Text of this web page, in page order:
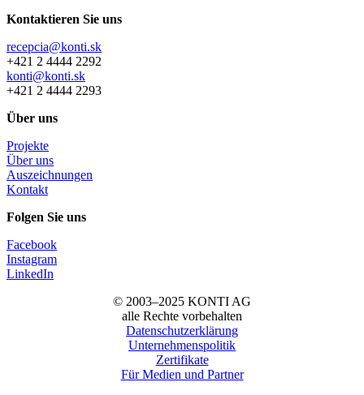
Kontaktieren Sie uns
recepcia@konti.sk
+421 2 4444 2292
konti@konti.sk
+421 2 4444 2293
Über uns
Projekte
Über uns
Auszeichnungen
Kontakt
Folgen Sie uns
Facebook
Instagram
LinkedIn
© 2003–2025 KONTI AG
alle Rechte vorbehalten
Datenschutzerklärung
Unternehmenspolitik
Zertifikate
Für Medien und Partner